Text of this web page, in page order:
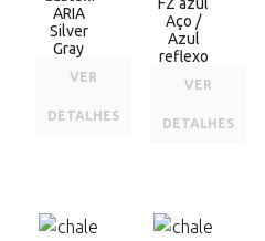
ARIA
Silver
Gray
VER
DETALHES
Aço /
Azul
reflexo
VER
DETALHES